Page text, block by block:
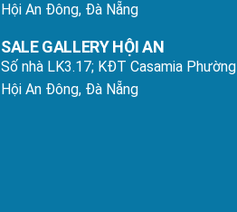
Hội An Đông, Đà Nẵng
SALE GALLERY HỘI AN
Số nhà LK3.17; KĐT Casamia Phường
Hội An Đông, Đà Nẵng